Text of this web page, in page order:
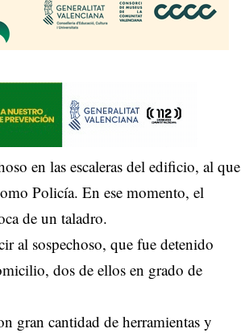
en las escaleras del edificio, al que
Policía. En ese momento, el
de un taladro.
al sospechoso, que fue detenido
dos de ellos en grado de
gran cantidad de herramientas y